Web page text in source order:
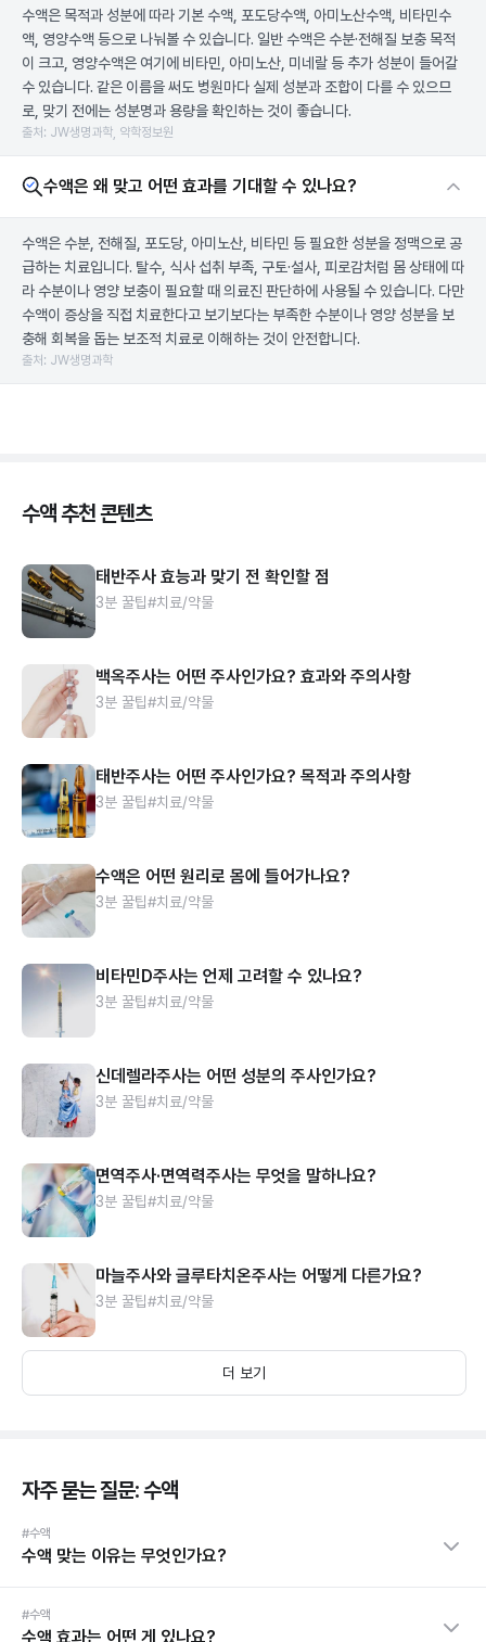
수액은 목적과 성분에 따라 기본 수액, 포도당수액, 아미노산수액, 비타민수
액, 영양수액 등으로 나눠볼 수 있습니다. 일반 수액은 수분·전해질 보충 목적
이 크고, 영양수액은 여기에 비타민, 아미노산, 미네랄 등 추가 성분이 들어갈
수 있습니다. 같은 이름을 써도 병원마다 실제 성분과 조합이 다를 수 있으므
로, 맞기 전에는 성분명과 용량을 확인하는 것이 좋습니다.
출처: JW생명과학, 약학정보원
수액은 왜 맞고 어떤 효과를 기대할 수 있나요?
수액은 수분, 전해질, 포도당, 아미노산, 비타민 등 필요한 성분을 정맥으로 공
급하는 치료입니다. 탈수, 식사 섭취 부족, 구토·설사, 피로감처럼 몸 상태에 따
라 수분이나 영양 보충이 필요할 때 의료진 판단하에 사용될 수 있습니다. 다만
수액이 증상을 직접 치료한다고 보기보다는 부족한 수분이나 영양 성분을 보
충해 회복을 돕는 보조적 치료로 이해하는 것이 안전합니다.
출처: JW생명과학
수액 추천 콘텐츠
태반주사 효능과 맞기 전 확인할 점
3분 꿀팁#치료/약물
백옥주사는 어떤 주사인가요? 효과와 주의사항
3분 꿀팁#치료/약물
태반주사는 어떤 주사인가요? 목적과 주의사항
3분 꿀팁#치료/약물
수액은 어떤 원리로 몸에 들어가나요?
3분 꿀팁#치료/약물
비타민D주사는 언제 고려할 수 있나요?
3분 꿀팁#치료/약물
신데렐라주사는 어떤 성분의 주사인가요?
3분 꿀팁#치료/약물
면역주사·면역력주사는 무엇을 말하나요?
3분 꿀팁#치료/약물
마늘주사와 글루타치온주사는 어떻게 다른가요?
3분 꿀팁#치료/약물
더 보기
자주 묻는 질문: 수액
#수액
수액 맞는 이유는 무엇인가요?
#수액
수액 효과는 어떤 게 있나요?